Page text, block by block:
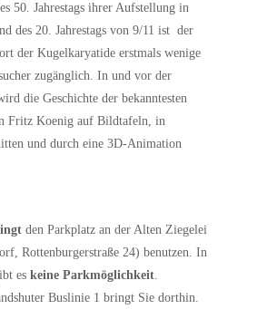
50. Jahrestags ihrer Aufstellung in
des 20. Jahrestags von 9/11 ist der
der Kugelkaryatide erstmals wenige
zugänglich. In und vor der
die Geschichte der bekanntesten
Fritz Koenig auf Bildtafeln, in
und durch eine 3D-Animation
den Parkplatz an der Alten Ziegelei
Rottenburgerstraße 24) benutzen. In
es keine Parkmöglichkeit.
Buslinie 1 bringt Sie dorthin.